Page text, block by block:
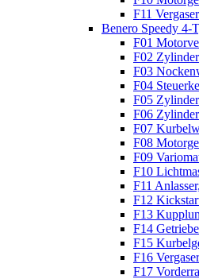
F11 Vergaser
Benero Speedy 4-
F01
F02
F03
F04
F05
F06 Zylinder
F07
F08
F09
F10
F11
F12
F13
F14 Getriebe
F15
F16 Vergaser
F17